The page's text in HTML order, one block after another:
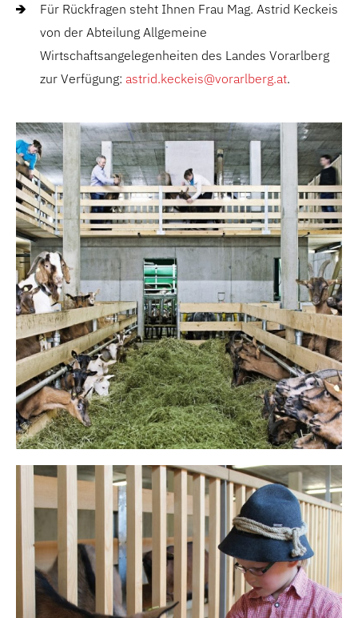
Für Rückfragen steht Ihnen Frau Mag. Astrid Keckeis
von der Abteilung Allgemeine
Wirtschaftsangelegenheiten des Landes Vorarlberg
zur Verfügung: astrid.keckeis@vorarlberg.at.